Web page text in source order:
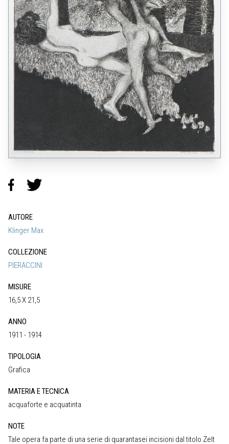
AUTORE
Klinger Max
COLLEZIONE
PIERACCINI
MISURE
16,5 X 21,5
ANNO
1911 - 1914
TIPOLOGIA
Grafica
MATERIA E TECNICA
acquaforte e acquatinta
NOTE
Tale opera fa parte di una serie di quarantasei incisioni dal titolo Zelt